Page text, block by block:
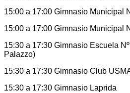
15:00 a 17:00 Gimnasio Municipal
15:00 a 17:00 Gimnasio Municipal
15:30 a 17:30 Gimnasio Escuela
Palazzo)
15:30 a 17:30 Gimnasio Club
15:30 a 17:30 Gimnasio Laprida